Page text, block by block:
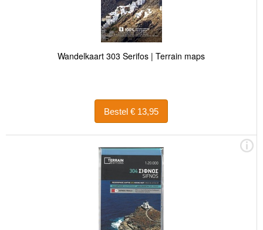
Wandelkaart 303 Serifos | Terrain maps
Bestel € 13,95